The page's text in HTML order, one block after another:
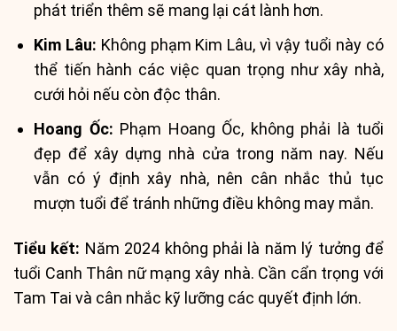
phát triển thêm sẽ mang lại cát lành hơn.
Kim Lâu: Không phạm Kim Lâu, vì vậy tuổi này có
thể tiến hành các việc quan trọng như xây nhà,
cưới hỏi nếu còn độc thân.
Hoang Ốc: Phạm Hoang Ốc, không phải là tuổi
đẹp để xây dựng nhà cửa trong năm nay. Nếu
vẫn có ý định xây nhà, nên cân nhắc thủ tục
mượn tuổi để tránh những điều không may mắn.
Tiểu kết: Năm 2024 không phải là năm lý tưởng để
tuổi Canh Thân nữ mạng xây nhà. Cần cẩn trọng với
Tam Tai và cân nhắc kỹ lưỡng các quyết định lớn.